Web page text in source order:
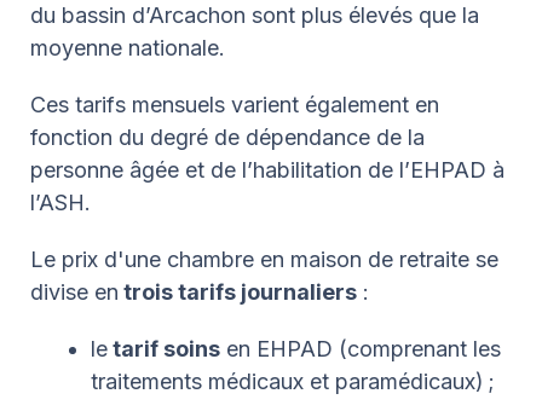
du bassin d’Arcachon sont plus élevés que la
moyenne nationale.
Ces tarifs mensuels varient également en
fonction du degré de dépendance de la
personne âgée et de l’habilitation de l’EHPAD à
l’ASH.
Le prix d'une chambre en maison de retraite se
divise en trois tarifs journaliers :
letarif soins en EHPAD (comprenant les
traitements médicaux et paramédicaux) ;